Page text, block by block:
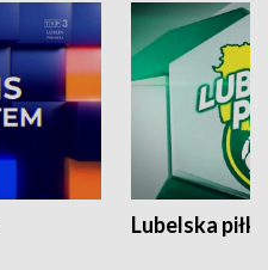
Lubelska piłka